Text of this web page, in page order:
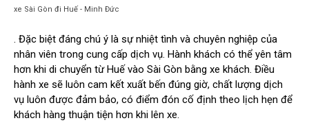
xe Sài Gòn đi Huế - Minh Đức
. Đặc biệt đáng chú ý là sự nhiệt tình và chuyên nghiệp của
nhân viên trong cung cấp dịch vụ. Hành khách có thể yên tâm
hơn khi di chuyển từ Huế vào Sài Gòn bằng xe khách. Điều
hành xe sẽ luôn cam kết xuất bến đúng giờ, chất lượng dịch
vụ luôn được đảm bảo, có điểm đón cố định theo lịch hẹn để
khách hàng thuận tiện hơn khi lên xe.